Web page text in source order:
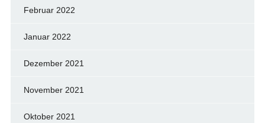
Februar 2022
Januar 2022
Dezember 2021
November 2021
Oktober 2021